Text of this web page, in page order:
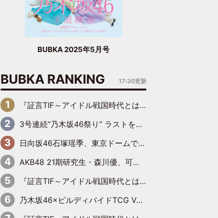
BUBKA 2025年5月号
BUBKA RANKING 17:30更新
『証言TIF～アイドル戦国時代とはなんだったのか～』第6回：でんぱ組.inc・古川未鈴×相沢梨紗「『ハロプロやりたかったな』って言ったら、夢眠ねむさんに『てめえはでんぱ組．incなんだよ！』って肩パンされて(笑)」
3号連続“乃木坂46祭り” ラストを飾るのは賀喜遥香…5年ぶりの登場に「5年分大人になった私を見ていただけたら」
日向坂46石塚瑶季、東京ドームで“観戦バレ”！ ナイツ・塙も認めた「巨人に詳しすぎるアイドル」は元VENUSスクール生で杉内コーチ推し⁉
AKB48 21期研究生・森川優、可愛さもある大人の女性に
『証言TIF～アイドル戦国時代とはなんだったのか～』第10回：さくら学院・武藤彩未×飯田らうら「正直、中3で辞めるというのを信じてなくて。そう言われてはいたけど、嘘でしょって」
乃木坂46×ビルディバイドTCG Vol.2公開 賀喜遥香＆田村真佑が『京まふ』ステージに登壇